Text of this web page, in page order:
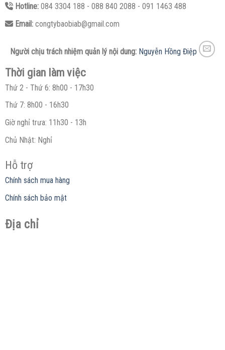
Hotline:084 3304 188 - 088 840 2088 - 091 1463 488
Email:congtybaobiab@gmail.com
Người chịu trách nhiệm quản lý nội dung: Nguyễn Hồng Điệp
Thời gian làm việc
Thứ 2 - Thứ 6: 8h00 - 17h30
Thứ 7: 8h00 - 16h30
Giờ nghỉ trưa: 11h30 - 13h
Chủ Nhật: Nghỉ
Hỗ trợ
Chính sách mua hàng
Chính sách bảo mật
Địa chỉ